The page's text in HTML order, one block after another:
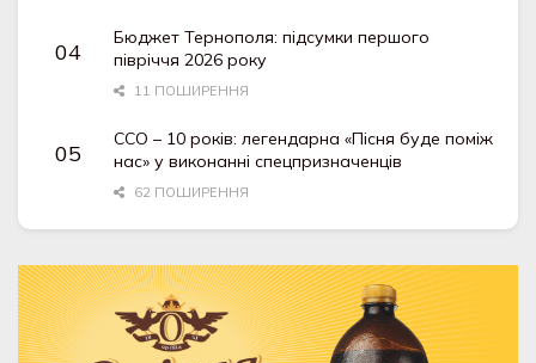
Бюджет Тернополя: підсумки першого
півріччя 2026 року
11 ПОШИРЕННЯ
ССО – 10 років: легендарна «Пісня буде поміж
нас» у виконанні спецпризначенців
62 ПОШИРЕННЯ